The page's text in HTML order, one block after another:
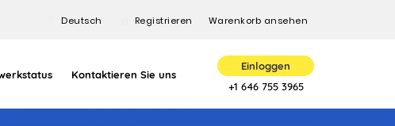
Deutsch Registrieren Warenkorb ansehen
Kontaktieren Sie uns
Einloggen
+1 646 755 3965